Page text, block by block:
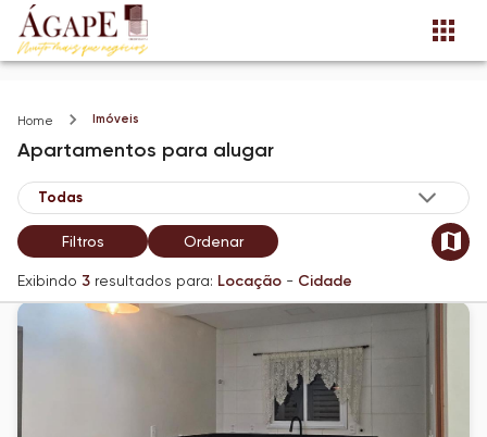
Home Imóveis
Apartamentos para alugar
Filtros Ordenar
Exibindo 3 resultados para: Locação - Cidade